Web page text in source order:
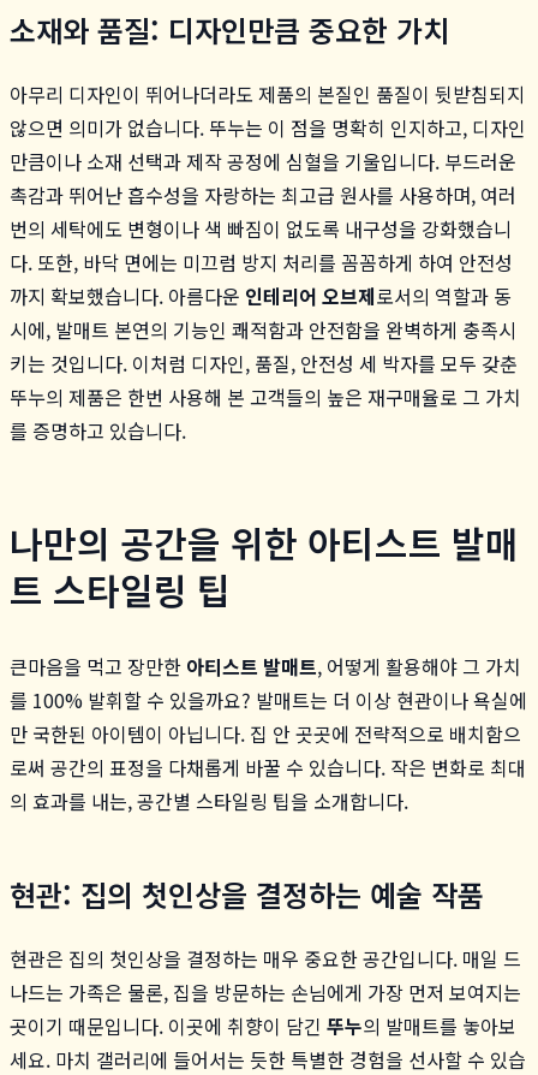
소재와 품질: 디자인만큼 중요한 가치
아무리 디자인이 뛰어나더라도 제품의 본질인 품질이 뒷받침되지
않으면 의미가 없습니다. 뚜누는 이 점을 명확히 인지하고, 디자인
만큼이나 소재 선택과 제작 공정에 심혈을 기울입니다. 부드러운
촉감과 뛰어난 흡수성을 자랑하는 최고급 원사를 사용하며, 여러
번의 세탁에도 변형이나 색 빠짐이 없도록 내구성을 강화했습니
다. 또한, 바닥 면에는 미끄럼 방지 처리를 꼼꼼하게 하여 안전성
까지 확보했습니다. 아름다운 인테리어 오브제로서의 역할과 동
시에, 발매트 본연의 기능인 쾌적함과 안전함을 완벽하게 충족시
키는 것입니다. 이처럼 디자인, 품질, 안전성 세 박자를 모두 갖춘
뚜누의 제품은 한번 사용해 본 고객들의 높은 재구매율로 그 가치
를 증명하고 있습니다.
나만의 공간을 위한 아티스트 발매
트 스타일링 팁
큰마음을 먹고 장만한 아티스트 발매트, 어떻게 활용해야 그 가치
를 100% 발휘할 수 있을까요? 발매트는 더 이상 현관이나 욕실에
만 국한된 아이템이 아닙니다. 집 안 곳곳에 전략적으로 배치함으
로써 공간의 표정을 다채롭게 바꿀 수 있습니다. 작은 변화로 최대
의 효과를 내는, 공간별 스타일링 팁을 소개합니다.
현관: 집의 첫인상을 결정하는 예술 작품
현관은 집의 첫인상을 결정하는 매우 중요한 공간입니다. 매일 드
나드는 가족은 물론, 집을 방문하는 손님에게 가장 먼저 보여지는
곳이기 때문입니다. 이곳에 취향이 담긴 뚜누의 발매트를 놓아보
세요. 마치 갤러리에 들어서는 듯한 특별한 경험을 선사할 수 있습